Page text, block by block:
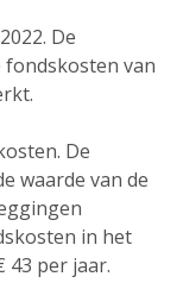
De
van
De
waarde van de
in het
43 per jaar.